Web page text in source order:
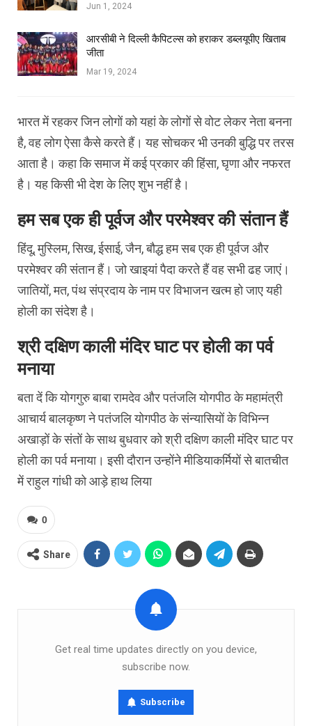
Jun 1, 2024
आरसीबी ने दिल्ली कैपिटल्स को हराकर डब्लयूपीए खिताब
जीता
Mar 19, 2024
भारत में रहकर जिन लोगों को यहां के लोगों से वोट लेकर नेता बनना
है, वह लोग ऐसा कैसे करते हैं। यह सोचकर भी उनकी बुद्धि पर तरस
आता है। कहा कि समाज में कई प्रकार की हिंसा, घृणा और नफरत
है। यह किसी भी देश के लिए शुभ नहीं है।
हम सब एक ही पूर्वज और परमेश्वर की संतान हैं
हिंदू, मुस्लिम, सिख, ईसाई, जैन, बौद्ध हम सब एक ही पूर्वज और
परमेश्वर की संतान हैं। जो खाइयां पैदा करते हैं वह सभी ढह जाएं।
जातियों, मत, पंथ संप्रदाय के नाम पर विभाजन खत्म हो जाए यही
होली का संदेश है।
श्री दक्षिण काली मंदिर घाट पर होली का पर्व
मनाया
बता दें कि योगगुरु बाबा रामदेव और पतंजलि योगपीठ के महामंत्री
आचार्य बालकृष्ण ने पतंजलि योगपीठ के संन्यासियों के विभिन्न
अखाड़ों के संतों के साथ बुधवार को श्री दक्षिण काली मंदिर घाट पर
होली का पर्व मनाया। इसी दौरान उन्‍होंने मीडियाकर्मियों से बातचीत
में राहुल गांधी को आड़े हाथ लिया
0
Share
Get real time updates directly on you device,
subscribe now.
Subscribe